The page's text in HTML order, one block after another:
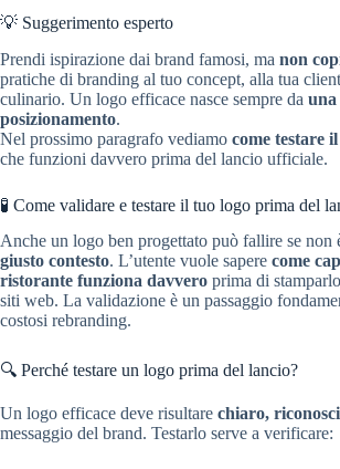
💡 Suggerimento esperto
Prendi ispirazione dai brand famosi, ma non
pratiche di branding al tuo concept, alla tua
culinario. Un logo efficace nasce sempre da una
posizionamento.
Nel prossimo paragrafo vediamo come testare
che funzioni davvero prima del lancio ufficiale.
🧪 Come validare e testare il tuo logo prima del
Anche un logo ben progettato può fallire se non
giusto contesto. L’utente vuole sapere come
ristorante funziona davvero prima di
siti web. La validazione è un passaggio
costosi rebranding.
🔍 Perché testare un logo prima del lancio?
Un logo efficace deve risultare chiaro,
messaggio del brand. Testarlo serve a verificare: